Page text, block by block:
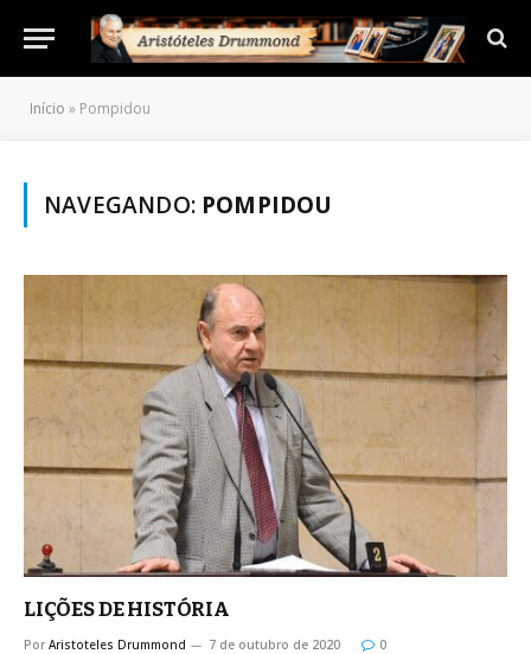
Início » Pompidou
NAVEGANDO: POMPIDOU
LIÇÕES DE HISTÓRIA
Por Aristoteles Drummond 7 de outubro de 2020 0